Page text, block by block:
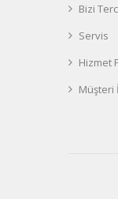
Bizi
Servis
Hizmet
Müşteri